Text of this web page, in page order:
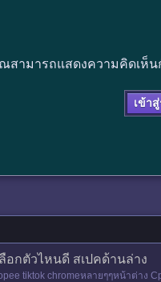
สามารถแสดงความคิดเห็น
เข้า
ลือกตัวไหนดี สเปคด้านล่าง
tiktok chromeหลายๆๆหน้าต่าง